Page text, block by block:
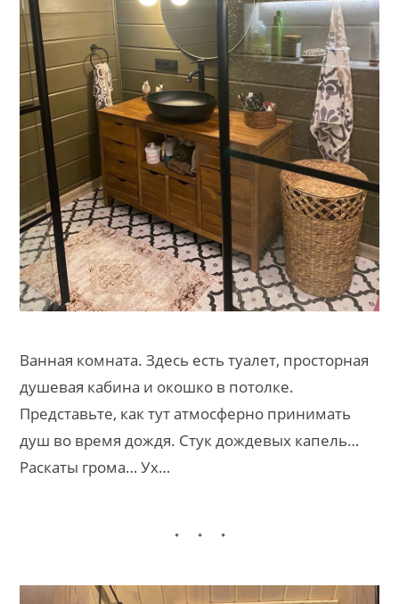
Ванная комната. Здесь есть туалет, просторная
душевая кабина и окошко в потолке.
Представьте, как тут атмосферно принимать
душ во время дождя. Стук дождевых капель…
Раскаты грома… Ух…